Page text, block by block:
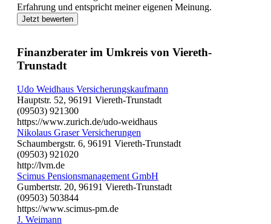
Erfahrung und entspricht meiner eigenen Meinung.
Jetzt bewerten
Finanzberater im Umkreis von Viereth-
Trunstadt
Udo Weidhaus Versicherungskaufmann
Hauptstr. 52, 96191 Viereth-Trunstadt
(09503) 921300
https://www.zurich.de/udo-weidhaus
Nikolaus Graser Versicherungen
Schaumbergstr. 6, 96191 Viereth-Trunstadt
(09503) 921020
http://lvm.de
Scimus Pensionsmanagement GmbH
Gumbertstr. 20, 96191 Viereth-Trunstadt
(09503) 503844
https://www.scimus-pm.de
J. Weimann